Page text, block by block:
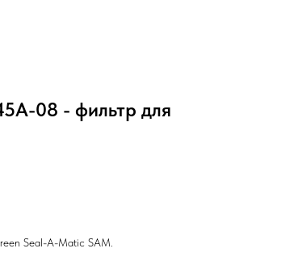
08 - фильтр для
Seal-A-Matic SAM.